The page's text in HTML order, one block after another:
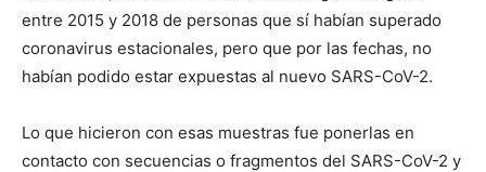
entre 2015 y 2018 de personas que sí habían superado
coronavirus estacionales, pero que por las fechas, no
habían podido estar expuestas al nuevo SARS-CoV-2.
Lo que hicieron con esas muestras fue ponerlas en
contacto con secuencias o fragmentos del SARS-CoV-2 y